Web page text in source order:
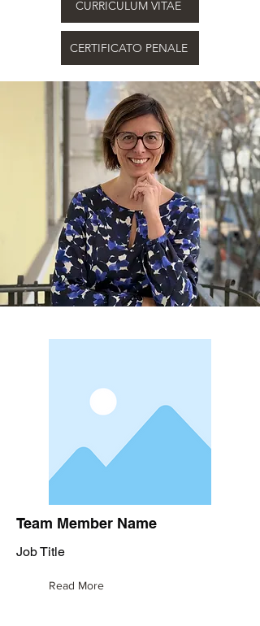
CURRICULUM VITAE
CERTIFICATO PENALE
Team Member Name
Job Title
Read More